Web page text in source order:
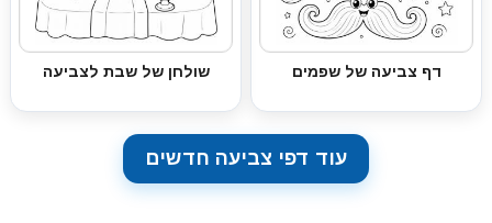
דף צביעה של שפמים שולחן של שבת לצביעה
עוד דפי צביעה חדשים